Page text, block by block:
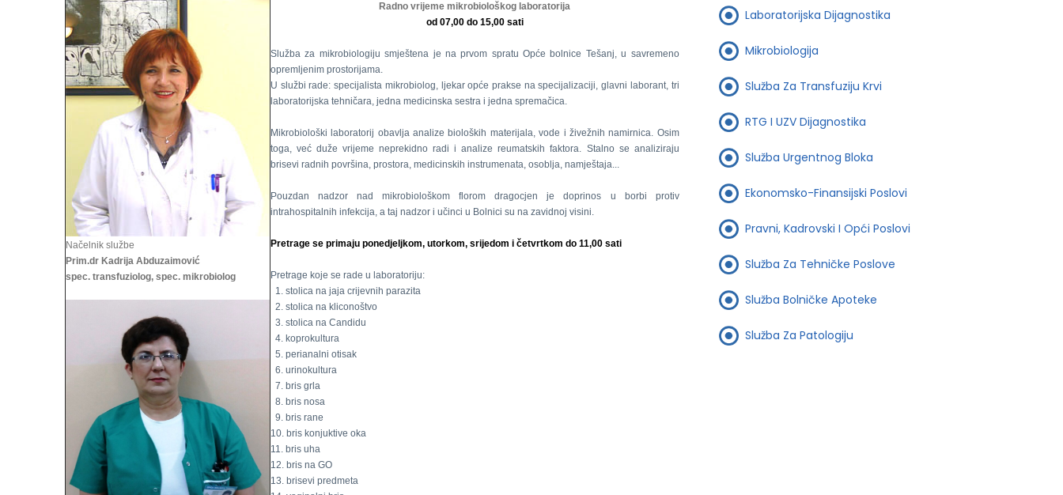
Načelnik službe
Prim.dr Kadrija Abduzaimović
spec. transfuziolog, spec. mikrobiolog
Radno vrijeme mikrobiološkog laboratorija
od 07,00 do 15,00 sati
Služba za mikrobiologiju smještena je na prvom spratu Opće bolnice Tešanj, u savremeno
opremljenim prostorijama.
U službi rade: specijalista mikrobiolog, ljekar opće prakse na specijalizaciji, glavni laborant, tri
laboratorijska tehničara, jedna medicinska sestra i jedna spremačica.
Mikrobiološki laboratorij obavlja analize bioloških materijala, vode i živežnih namirnica. Osim
toga, već duže vrijeme neprekidno radi i analize reumatskih faktora. Stalno se analiziraju
brisevi radnih površina, prostora, medicinskih instrumenata, osoblja, namještaja...
Pouzdan nadzor nad mikrobiološkom florom dragocjen je doprinos u borbi protiv
intrahospitalnih infekcija, a taj nadzor i učinci u Bolnici su na zavidnoj visini.
Pretrage se primaju ponedjeljkom, utorkom, srijedom i četvrtkom do 11,00 sati
Pretrage koje se rade u laboratoriju:
1. stolica na jaja crijevnih parazita
2. stolica na kliconoštvo
3. stolica na Candidu
4. koprokultura
5. perianalni otisak
6. urinokultura
7. bris grla
8. bris nosa
9. bris rane
10. bris konjuktive oka
11. bris uha
12. bris na GO
13. brisevi predmeta
Laboratorijska Dijagnostika
Mikrobiologija
Služba Za Transfuziju Krvi
RTG I UZV Dijagnostika
Služba Urgentnog Bloka
Ekonomsko-Finansijski Poslovi
Pravni, Kadrovski I Opći Poslovi
Služba Za Tehničke Poslove
Služba Bolničke Apoteke
Služba Za Patologiju